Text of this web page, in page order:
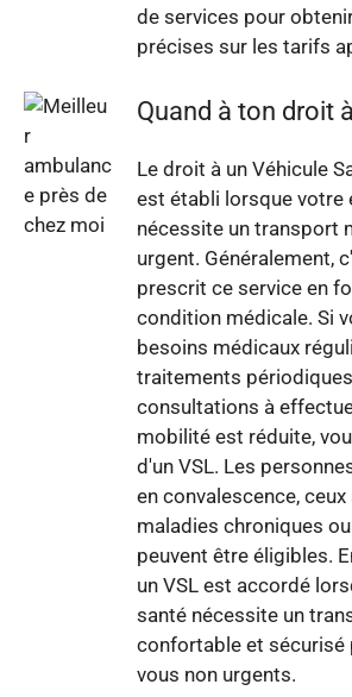
de services pour
précises sur les tarifs
Quand à ton droit
Le droit à un Véhicule
est établi lorsque votre
nécessite un transport
urgent. Généralement,
prescrit ce service en
condition médicale. Si
besoins médicaux
traitements
consultations à
mobilité est réduite,
d'un VSL. Les
en convalescence,
maladies chroniques
peuvent être éligibles.
un VSL est accordé
santé nécessite un
confortable et sécurisé
vous non urgents.